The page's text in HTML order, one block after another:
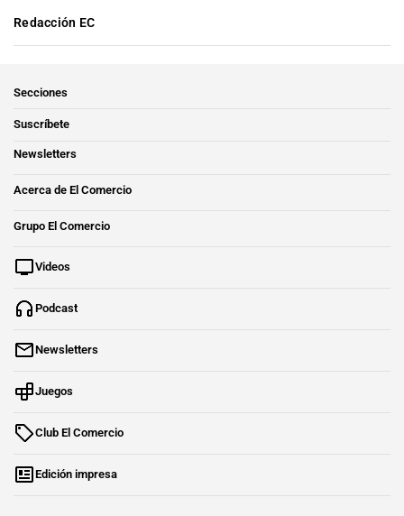
Redacción EC
Secciones
Suscríbete
Newsletters
Acerca de El Comercio
Grupo El Comercio
Videos
Podcast
Newsletters
Juegos
Club El Comercio
Edición impresa